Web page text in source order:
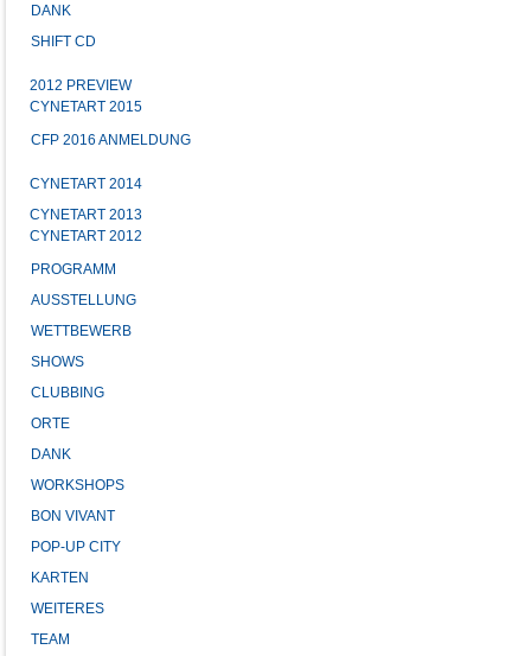
DANK
SHIFT CD
2012 PREVIEW
CYNETART 2015
CFP 2016 ANMELDUNG
CYNETART 2014
CYNETART 2013
CYNETART 2012
PROGRAMM
AUSSTELLUNG
WETTBEWERB
SHOWS
CLUBBING
ORTE
DANK
WORKSHOPS
BON VIVANT
POP-UP CITY
KARTEN
WEITERES
TEAM